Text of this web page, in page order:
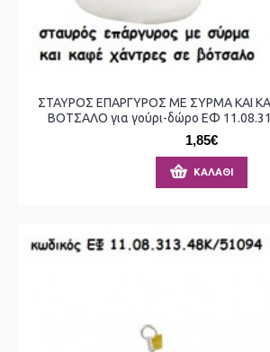
ΣΤΑΥΡΟΣ ΕΠΑΡΓΥΡΟΣ ΜΕ ΣΥΡΜΑ ΚΑΙ
ΒΟΤΣΑΛΟ για γούρι-δώρο ΕΦ
1,85€
ΚΑΛΆΘΙ